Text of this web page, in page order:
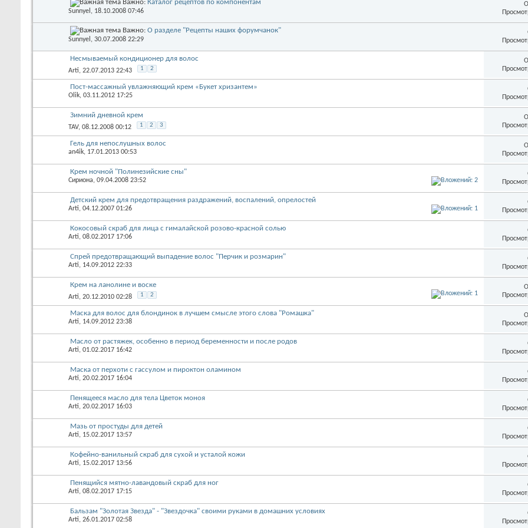
Важно: Каталог рецептов по компонентам
Sunnyel , 18.10.2008 07:46
Важно: О разделе "Рецепты наших форумчанок"
Sunnyel , 30.07.2008 22:29
Несмываемый кондиционер для волос
Arti, 22.07.2013 22:43 1 2
Пост-массажный увлажняющий крем «Букет хризантем»
Olik, 03.11.2012 17:25
Зимний дневной крем
TAV, 08.12.2008 00:12 1 2 3
Гель для непослушных волос
an4ik, 17.01.2013 00:53
Крем ночной "Полинезийские сны"
Сириона, 09.04.2008 23:52
Детский крем для предотвращения раздражений, воспалений, опрелостей
Arti, 04.12.2007 01:26
Кокосовый скраб для лица с гималайской розово-красной солью
Arti, 08.02.2017 17:06
Спрей предотвращающий выпадение волос "Перчик и розмарин"
Arti, 14.09.2012 22:33
Крем на ланолине и воске
Arti, 20.12.2010 02:28 1 2
Маска для волос для блондинок в лучшем смысле этого слова "Ромашка"
Arti, 14.09.2012 23:38
Масло от растяжек, особенно в период беременности и после родов
Arti, 01.02.2017 16:42
Маска от перхоти с гассулом и пироктон оламином
Arti, 20.02.2017 16:04
Пенящееся масло для тела Цветок моноя
Arti, 20.02.2017 16:03
Мазь от простуды для детей
Arti, 15.02.2017 13:57
Кофейно-ванильный скраб для сухой и усталой кожи
Arti, 15.02.2017 13:56
Пенящийся мятно-лавандовый скраб для ног
Arti, 08.02.2017 17:15
Бальзам "Золотая Звезда" - "Звездочка" своими руками в домашних условиях
Arti, 26.01.2017 02:58